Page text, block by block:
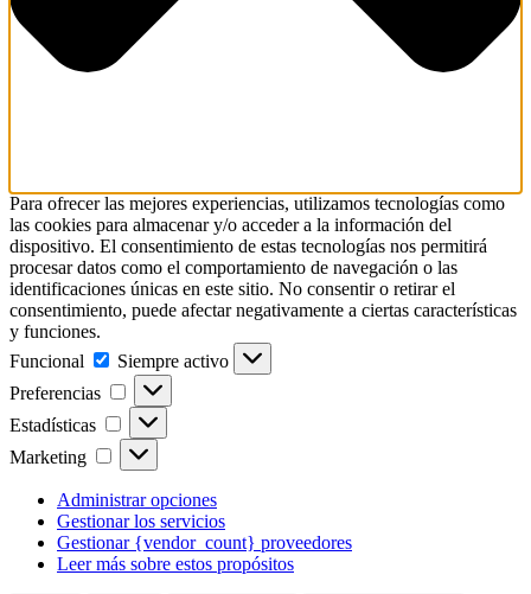
Para ofrecer las mejores experiencias, utilizamos tecnologías como
las cookies para almacenar y/o acceder a la información del
dispositivo. El consentimiento de estas tecnologías nos permitirá
procesar datos como el comportamiento de navegación o las
identificaciones únicas en este sitio. No consentir o retirar el
consentimiento, puede afectar negativamente a ciertas características
y funciones.
Funcional
Funcional
Siempre activo
Preferencias
Preferencias
Estadísticas Estadísticas
Marketing Marketing
Administrar opciones
Gestionar los servicios
Gestionar {vendor_count} proveedores
Leer más sobre estos propósitos